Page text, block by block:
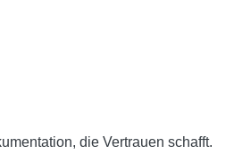
die Vertrauen schafft.